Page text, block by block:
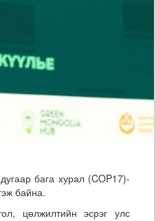
танилцлаа
бага хурал (COP17)-
байна.
цөлжилтийн эсрэг улс